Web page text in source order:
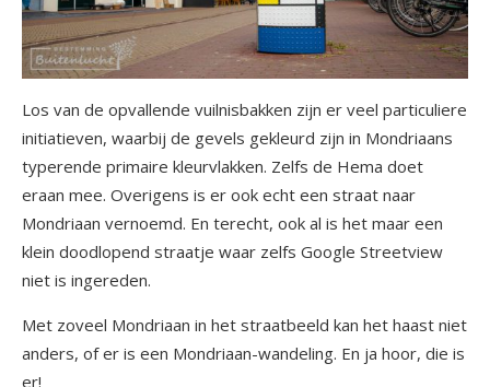
Los van de opvallende vuilnisbakken zijn er veel particuliere
initiatieven, waarbij de gevels gekleurd zijn in Mondriaans
typerende primaire kleurvlakken. Zelfs de Hema doet
eraan mee. Overigens is er ook echt een straat naar
Mondriaan vernoemd. En terecht, ook al is het maar een
klein doodlopend straatje waar zelfs Google Streetview
niet is ingereden.
Met zoveel Mondriaan in het straatbeeld kan het haast niet
anders, of er is een Mondriaan-wandeling. En ja hoor, die is
er!